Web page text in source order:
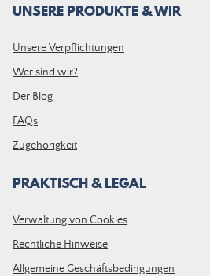
UNSERE PRODUKTE & WIR
Unsere Verpflichtungen
Wer sind wir?
Der Blog
FAQs
Zugehörigkeit
PRAKTISCH & LEGAL
Verwaltung von Cookies
Rechtliche Hinweise
Allgemeine Geschäftsbedingungen